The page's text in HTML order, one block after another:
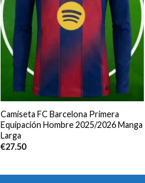
Camiseta FC Barcelona Primera
Equipación Hombre 2025/2026 Manga
Larga
€27.50